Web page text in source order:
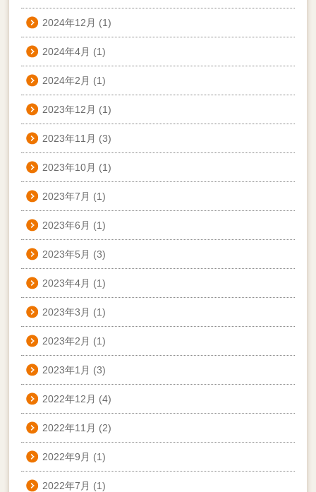
2024年12月 (1)
2024年4月 (1)
2024年2月 (1)
2023年12月 (1)
2023年11月 (3)
2023年10月 (1)
2023年7月 (1)
2023年6月 (1)
2023年5月 (3)
2023年4月 (1)
2023年3月 (1)
2023年2月 (1)
2023年1月 (3)
2022年12月 (4)
2022年11月 (2)
2022年9月 (1)
2022年7月 (1)